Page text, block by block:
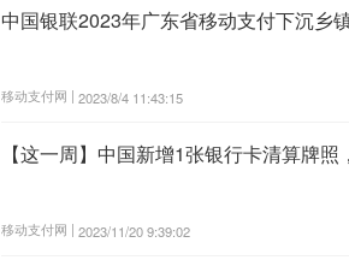
中国银联2023年广东省移动支付下沉乡
移动支付网 | 2023/8/4 11:43:15
【这一周】中国新增1张银行卡清算牌
移动支付网 | 2023/11/20 9:39:02